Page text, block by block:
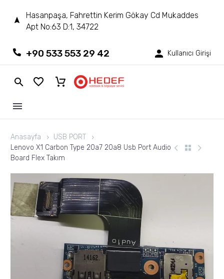
Hasanpaşa, Fahrettin Kerim Gökay Cd Mukaddes
Apt No:63 D:1, 34722
+90 533 553 29 42 Kullanıcı Girişi
Anasayfa
USB PORT
Lenovo X1 Carbon Type 20a7 20a8 Usb Port Audio
Board Flex Takım